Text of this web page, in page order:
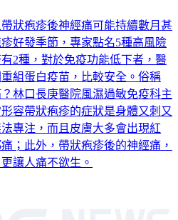
狀疱疹後神經痛可能持續數月甚
好發季節，專家點名5種高風險
2種，對於免疫功能低下者，醫
組蛋白疫苗，比較安全。俗稱
林口長庚醫院風濕過敏免疫科主
容帶狀疱疹的症狀是身體又刺又
專注，而且皮膚大多會出現紅
；此外，帶狀疱疹後的神經痛，
讓人痛不欲生。